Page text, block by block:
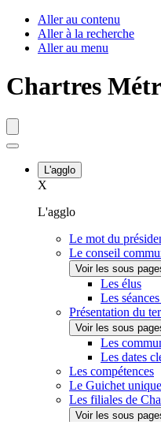
Aller au contenu
Aller à la recherche
Aller au menu
Chartres
L'agglo
X
L'agglo
Le mot du
Le conseil
Voir les sous
Les élus
Les
Présentation du
Voir les sous
Les
Les dates
Les compétences
Le Guichet unique
Les filiales de
Voir les sous
Fenêtre
chat